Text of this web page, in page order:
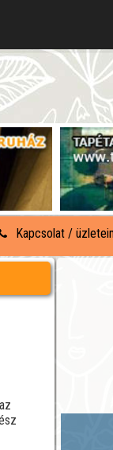
Kapcsolat /